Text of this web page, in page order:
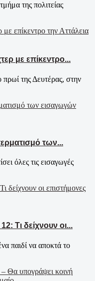
της πολιτείας
με επίκεντρο...
πρωί της Δευτέρας, στην
των...
όλες τις εισαγωγές
Τι δείχνουν οι...
παιδί να αποκτά το